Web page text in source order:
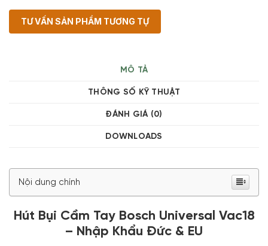
TƯ VẤN SẢN PHẨM TƯƠNG TỰ
MÔ TẢ
THÔNG SỐ KỸ THUẬT
ĐÁNH GIÁ (0)
DOWNLOADS
Nội dung chính
Hút Bụi Cầm Tay Bosch Universal Vac18
– Nhập Khẩu Đức & EU